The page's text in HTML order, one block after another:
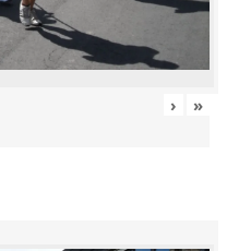
› »